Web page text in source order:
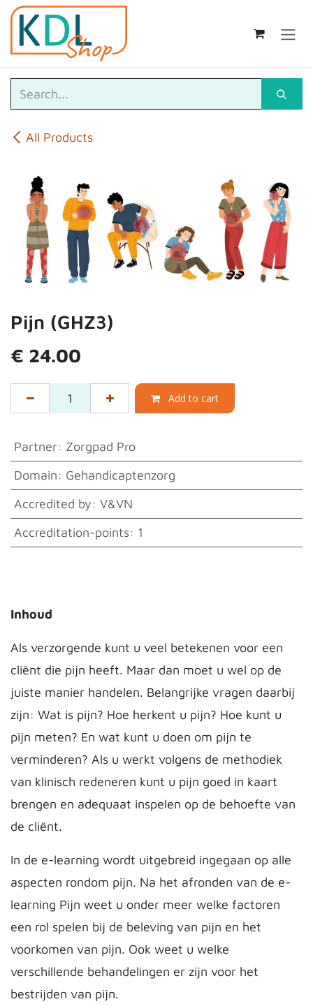
Skip to Content
All Products
Pijn (GHZ3)
€ 24.00
Add to cart
Partner: Zorgpad Pro
Domain: Gehandicaptenzorg
Accredited by: V&VN
Accreditation-points: 1
Inhoud
Als verzorgende kunt u veel betekenen voor een
cliënt die pijn heeft. Maar dan moet u wel op de
juiste manier handelen. Belangrijke vragen daarbij
zijn: Wat is pijn? Hoe herkent u pijn? Hoe kunt u
pijn meten? En wat kunt u doen om pijn te
verminderen? Als u werkt volgens de methodiek
van klinisch redeneren kunt u pijn goed in kaart
brengen en adequaat inspelen op de behoefte van
de cliënt.
In de e-learning wordt uitgebreid ingegaan op alle
aspecten rondom pijn. Na het afronden van de e-
learning Pijn weet u onder meer welke factoren
een rol spelen bij de beleving van pijn en het
voorkomen van pijn. Ook weet u welke
verschillende behandelingen er zijn voor het
bestrijden van pijn.